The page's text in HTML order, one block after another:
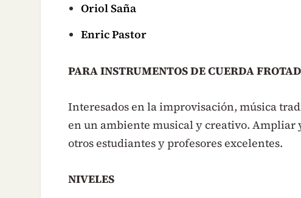
Oriol Saña
Enric Pastor
PARA INSTRUMENTOS DE CUERDA
Interesados ​​en la improvisación, música
en un ambiente musical y creativo.
otros estudiantes y profesores excelentes.
NIVELES